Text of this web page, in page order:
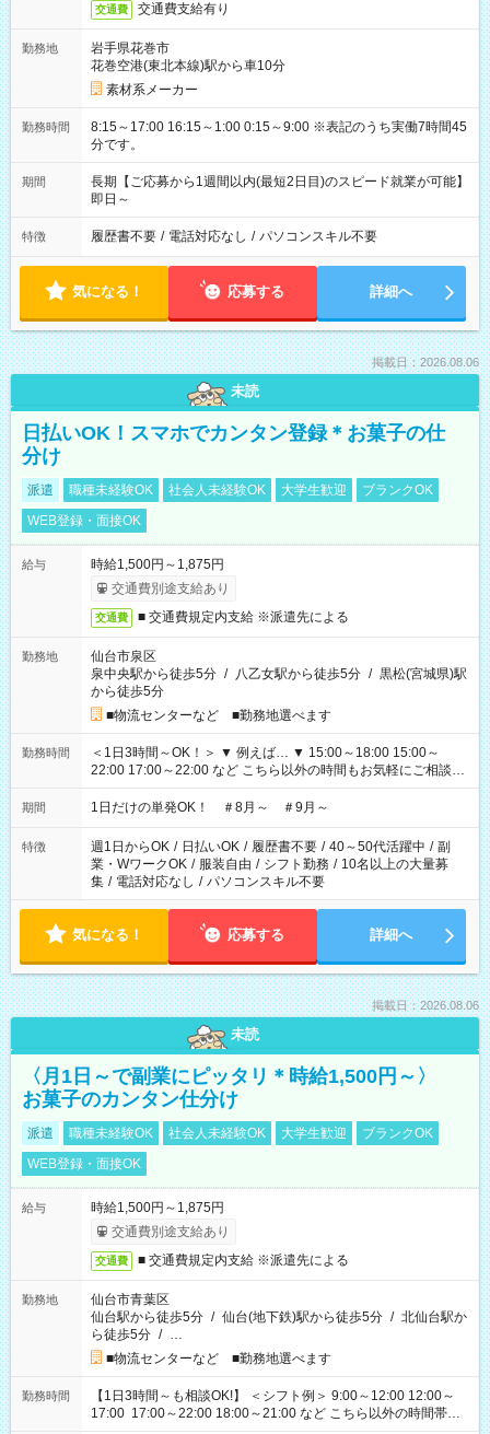
交通費 交通費支給有り
勤務地
岩手県花巻市
花巻空港(東北本線)駅から車10分
素材系メーカー
勤務時間
8:15～17:00 16:15～1:00 0:15～9:00 ※表記のうち実働7時間45
分です。
期間
長期【ご応募から1週間以内(最短2日目)のスピード就業が可能】
即日～
特徴 履歴書不要 / 電話対応なし / パソコンスキル不要
気になる！ 応募する 詳細へ
掲載日：2026.08.06
未読
日払いOK！スマホでカンタン登録＊お菓子の仕
分け
派遣 職種未経験OK 社会人未経験OK 大学生歓迎
ブランクOK
WEB登録・面接OK
給与
時給1,500円～1,875円
交通費別途支給あり
交通費 ■ 交通費規定内支給 ※派遣先による
勤務地
仙台市泉区
泉中央駅から徒歩5分 / 八乙女駅から徒歩5分 / 黒松(宮城県)駅
から徒歩5分
■物流センターなど ■勤務地選べます
勤務時間
＜1日3時間～OK！＞ ▼ 例えば… ▼ 15:00～18:00 15:00～
22:00 17:00～22:00 など こちら以外の時間もお気軽にご相談く
ださい！
期間 1日だけの単発OK！ ＃8月～ ＃9月～
特徴 週1日からOK / 日払いOK / 履歴書不要 / 40～50代活躍中 / 副
業・WワークOK / 服装自由 / シフト勤務 / 10名以上の大量募
集 / 電話対応なし / パソコンスキル不要
気になる！ 応募する 詳細へ
掲載日：2026.08.06
未読
〈月1日～で副業にピッタリ＊時給1,500円～〉
お菓子のカンタン仕分け
派遣 職種未経験OK 社会人未経験OK 大学生歓迎
ブランクOK
WEB登録・面接OK
給与
時給1,500円～1,875円
交通費別途支給あり
交通費 ■ 交通費規定内支給 ※派遣先による
勤務地
仙台市青葉区
仙台駅から徒歩5分 / 仙台(地下鉄)駅から徒歩5分 / 北仙台駅か
ら徒歩5分 / …
■物流センターなど ■勤務地選べます
勤務時間
【1日3時間～も相談OK!】 ＜シフト例＞ 9:00～12:00 12:00～
17:00 17:00～22:00 18:00～21:00 など こちら以外の時間帯も
お気軽にご相談ください！